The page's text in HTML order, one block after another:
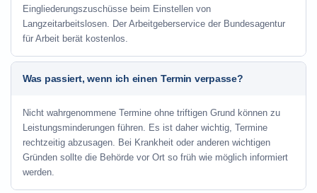
Eingliederungszuschüsse beim Einstellen von
Langzeitarbeitslosen. Der Arbeitgeberservice der Bundesagentur
für Arbeit berät kostenlos.
Was passiert, wenn ich einen Termin verpasse?
Nicht wahrgenommene Termine ohne triftigen Grund können zu
Leistungsminderungen führen. Es ist daher wichtig, Termine
rechtzeitig abzusagen. Bei Krankheit oder anderen wichtigen
Gründen sollte die Behörde vor Ort so früh wie möglich informiert
werden.